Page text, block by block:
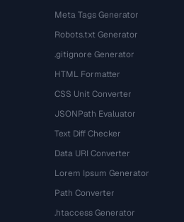
Meta Tags Generator
Robots.txt Generator
.gitignore Generator
HTML Formatter
CSS Unit Converter
JSONPath Evaluator
Text Diff Checker
Data URI Converter
Lorem Ipsum Generator
Path Converter
.htaccess Generator